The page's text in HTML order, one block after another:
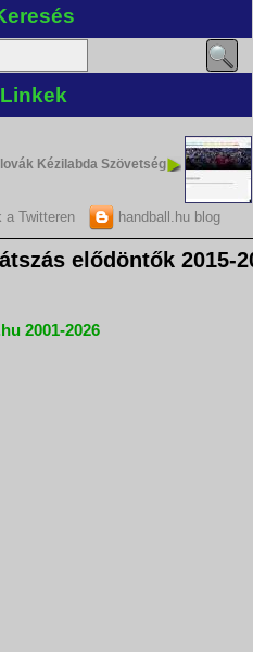
Linkek
Kézilabda Szövetség
a Twitteren handball.hu blog
elődöntők 2015-
2001-2026